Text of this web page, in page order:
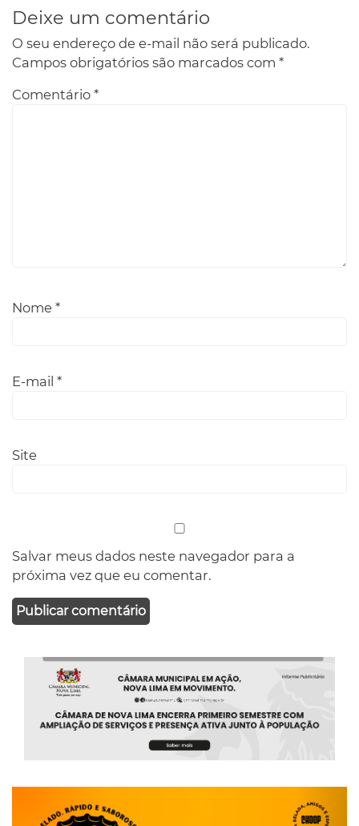
Deixe um comentário
O seu endereço de e-mail não será publicado.
Campos obrigatórios são marcados com *
Comentário *
Nome *
E-mail *
Site
Salvar meus dados neste navegador para a
próxima vez que eu comentar.